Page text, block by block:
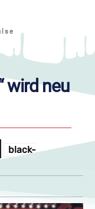
wird neu
black-